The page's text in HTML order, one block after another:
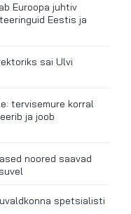
Euroopa juhtiv
Eestis ja
sai Ulvi
tervisemure korral
ja joob
noored saavad
spetsialisti